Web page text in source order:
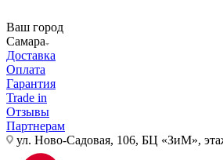
Ваш город
Самара
Доставка
Оплата
Гарантия
Trade in
Отзывы
Партнерам
ул. Ново-Садовая, 106, БЦ «ЗиМ»,